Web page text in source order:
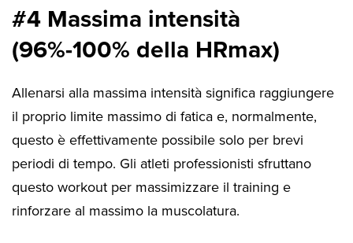
#4 Massima intensità
(96%-100% della HRmax)
Allenarsi alla massima intensità significa raggiungere
il proprio limite massimo di fatica e, normalmente,
questo è effettivamente possibile solo per brevi
periodi di tempo. Gli atleti professionisti sfruttano
questo workout per massimizzare il training e
rinforzare al massimo la muscolatura.